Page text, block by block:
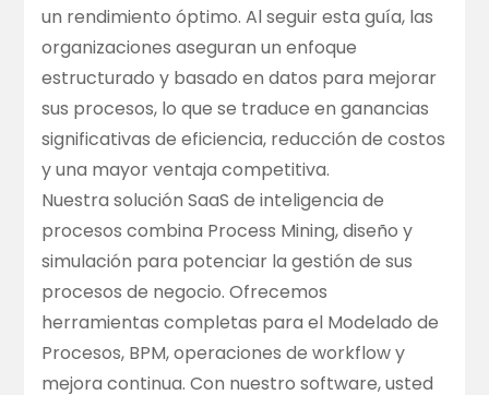
un rendimiento óptimo. Al seguir esta guía, las
organizaciones aseguran un enfoque
estructurado y basado en datos para mejorar
sus procesos, lo que se traduce en ganancias
significativas de eficiencia, reducción de costos
y una mayor ventaja competitiva.
Nuestra solución SaaS de inteligencia de
procesos combina Process Mining, diseño y
simulación para potenciar la gestión de sus
procesos de negocio. Ofrecemos
herramientas completas para el Modelado de
Procesos, BPM, operaciones de workflow y
mejora continua. Con nuestro software, usted